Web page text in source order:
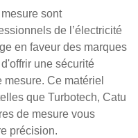
sont
de l’électricité
en faveur des marques
une sécurité
Ce matériel
que Turbotech, Catu
de mesure vous
précision.